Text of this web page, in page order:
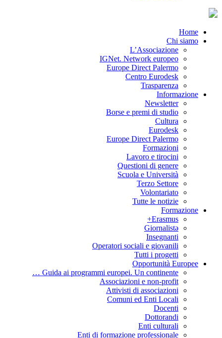
Home
Chi siamo
L’Associazione
IGNet. Network europeo
Europe Direct Palermo
Centro Eurodesk
Trasparenza
Informazione
Newsletter
Borse e premi di studio
Cultura
Eurodesk
Europe Direct Palermo
Formazioni
Lavoro e tirocini
Questioni di genere
Scuola e Università
Terzo Settore
Volontariato
Tutte le notizie
Formazione
Erasmus+
Giornalistə
Insegnanti
Operatori sociali e giovanili
Tutti i progetti
Opportunità Europee
Guida ai programmi europei. Un continente …
Associazioni e non-profit
Attivisti di associazioni
Comuni ed Enti Locali
Docenti
Dottorandi
Enti culturali
Enti di formazione professionale